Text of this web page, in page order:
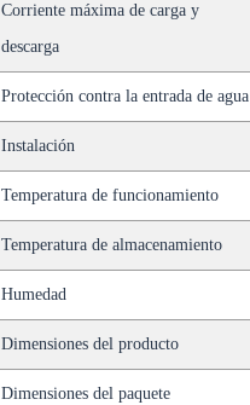
Corriente máxima de carga y
descarga
Protección contra la entrada de agua
Instalación
Temperatura de funcionamiento
Temperatura de almacenamiento
Humedad
Dimensiones del producto
Dimensiones del paquete